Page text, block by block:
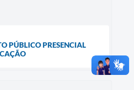
PÚBLICO PRESENCIAL